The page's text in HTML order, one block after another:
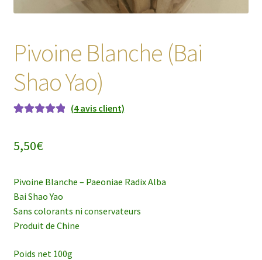
Pivoine Blanche (Bai
Shao Yao)
notations
(4avis client)
5,50€
Pivoine Blanche – Paeoniae Radix Alba
Bai Shao Yao
Sans colorants ni conservateurs
Produit de Chine
Poids net 100g